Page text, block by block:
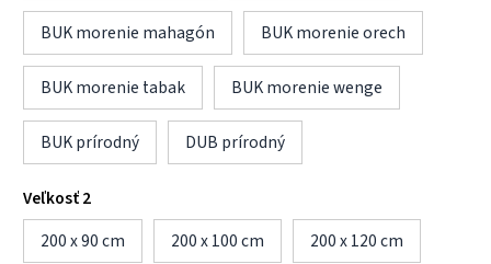
BUK morenie mahagón BUK morenie orech
BUK morenie tabak BUK morenie wenge
BUK prírodný DUB prírodný
Veľkosť 2
200 x 90 cm
200 x 100 cm 200 x 120 cm